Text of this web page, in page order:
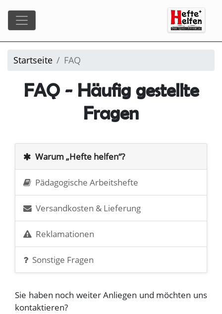
Startseite FAQ
FAQ - Häufig gestellte
Fragen
Warum „Hefte helfen“?
Pädagogische Arbeitshefte
Versandkosten & Lieferung
Reklamationen
Sonstige Fragen
Sie haben noch weiter Anliegen und möchten uns
kontaktieren?